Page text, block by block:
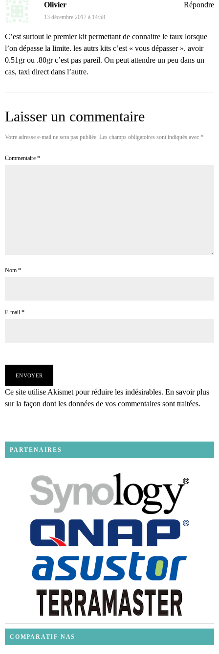
Olivier
13 décembre 2017 à 14:58
C’est surtout le premier kit permettant de connaitre le taux lorsque
l’on dépasse la limite. les autrs kits c’est « vous dépasser ». avoir
0.51gr ou .80gr c’est pas pareil. On peut attendre un peu dans un
cas, taxi direct dans l’autre.
Répondre
Laisser un commentaire
Votre adresse e-mail ne sera pas publiée. Les champs obligatoires sont indiqués avec *
Commentaire *
Nom *
E-mail *
Ce site utilise Akismet pour réduire les indésirables. En savoir plus
sur la façon dont les données de vos commentaires sont traitées.
PARTENAIRES
COMPARATIF NAS